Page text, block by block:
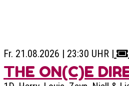
Fr. 21.08.2026 | 23:30 UHR |
THE ON(C)E